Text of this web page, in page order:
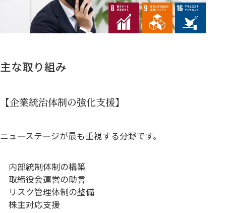
主な取り組み
【企業統治体制の強化支援】
ニューステージが最も重視する分野です。
内部統制体制の構築
取締役会運営の助言
リスク管理体制の整備
株主対応支援